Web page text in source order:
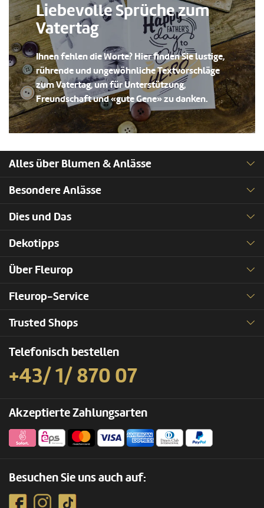
Liebevolle Sprüche zum
Vatertag
Ihnen fehlen die Worte? Hier finden Sie lustige,
rührende und ungewöhnliche Textvorschläge
zum Vatertag, um für Unterstützung,
Freundschaft und «gute Gene» zu danken.
Alles über Blumen & Anlässe
Besondere Anlässe
Dies und Das
Dekotipps
Über Fleurop
Fleurop-Service
Trusted Shops
Telefonisch bestellen
+43/ 1/ 870 07
Akzeptierte Zahlungsarten
Besuchen Sie uns auch auf: